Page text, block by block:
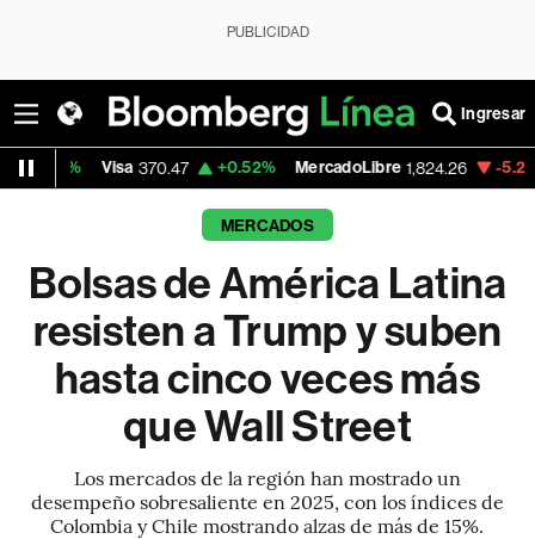
PUBLICIDAD
Ingresar
+0.52% MercadoLibre 1,824.26 -5.23% Banco de
MERCADOS
Bolsas de América Latina
resisten a Trump y suben
hasta cinco veces más
que Wall Street
Los mercados de la región han mostrado un
desempeño sobresaliente en 2025, con los índices de
Colombia y Chile mostrando alzas de más de 15%.